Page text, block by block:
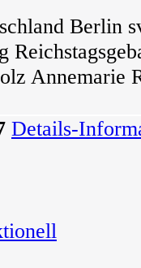
Berlin
Annemarie
Details-